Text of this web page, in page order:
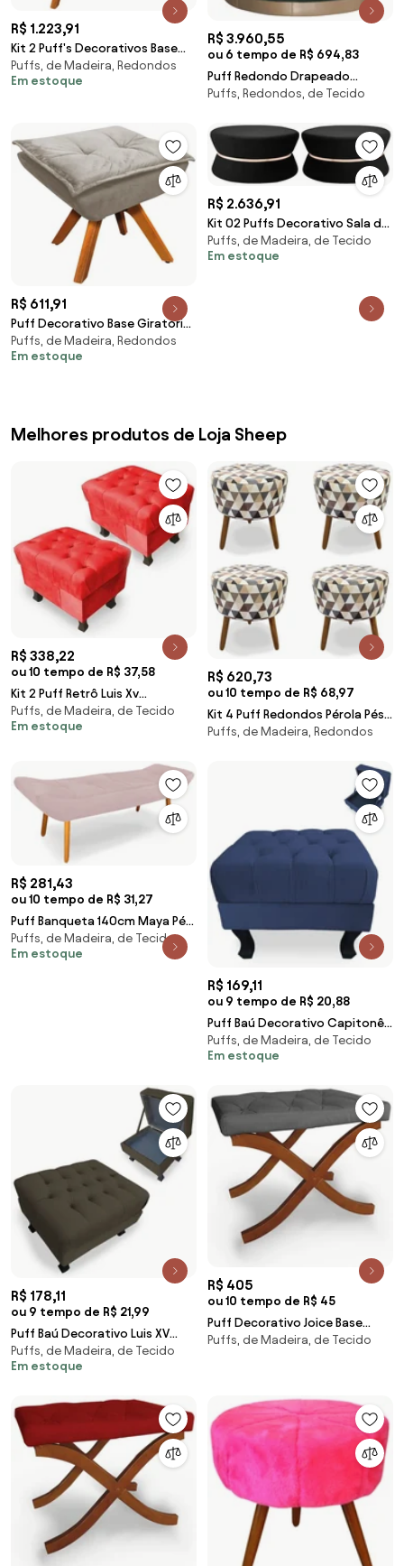
R$ 1.223,91
Kit 2 Puff's Decorativos Base
Giratória em Madeira Charger
Suede Marrom G19 - Gran Belo
Puffs, de Madeira, Redondos
Em estoque
R$ 3.960,55
ou 6 tempo de R$ 694,83
Puff Redondo Drapeado
Estofado Nuni - Dourado Soleil
Kleiner
Puffs, Redondos, de Tecido
R$ 611,91
Puff Decorativo Base Giratória
em Madeira Charger Suede
Nude G19 - Gran Belo
Puffs, de Madeira, Redondos
Em estoque
R$ 2.636,91
Kit 02 Puffs Decorativo Sala de
Estar 95cm Dhaka Veludo Preto
G15 - Gran Belo
Puffs, de Madeira, de Tecido
Em estoque
Melhores produtos de Loja Sheep
R$ 338,22
ou 10 tempo de R$ 37,58
Kit 2 Puff Retrô Luis Xv
Capitonê Suede Vermelho -
Sheep Estofados - Vermelho
Puffs, de Madeira, de Tecido
Em estoque
R$ 620,73
ou 10 tempo de R$ 68,97
Kit 4 Puff Redondos Pérola Pés
Palito Suede Estampado -
Puffs, de Madeira, Redondos
R$ 281,43
ou 10 tempo de R$ 31,27
Puff Banqueta 140cm Maya Pés
Palito Suede Rosa Bebê - Sheep
Estofados - Rosa
Puffs, de Madeira, de Tecido
Em estoque
R$ 169,11
ou 9 tempo de R$ 20,88
Puff Baú Decorativo Capitonê
Luis XV 50x40cm Suede Azul
Escuro - Sheep Estofados - Azul
Puffs, de Madeira, de Tecido
Em estoque
R$ 178,11
ou 9 tempo de R$ 21,99
Puff Baú Decorativo Luis XV
Capitonê 60x50cm Suede
Marrom - Sheep Estofados -
Puffs, de Madeira, de Tecido
Em estoque
R$ 405
ou 10 tempo de R$ 45
Puff Decorativo Joice Base
Madeira Suede Cinza - Sheep
Puffs, de Madeira, de Tecido